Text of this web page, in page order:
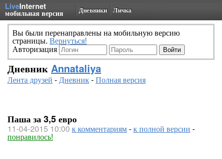
LiveInternet
мобильная версия Дневники Личка
Вы были перенаправлены на мобильную версию
страницы. Вернуться!
Авторизация
Дневник Annataliya
Лента друзей -Дневник-Полная версия
Паша за 3,5 евро
11-04-2015 10:00 к комментариям-к полной версии -
понравилось!